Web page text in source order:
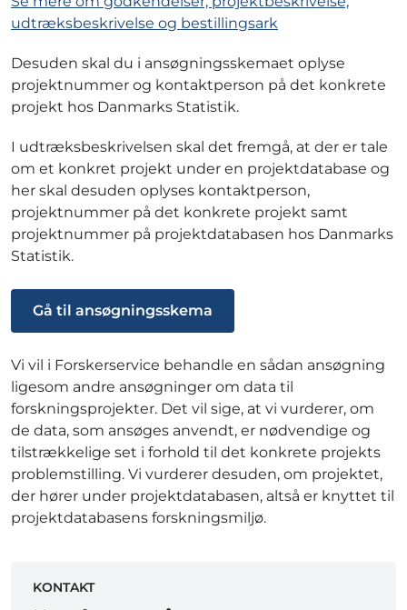
udtræksbeskrivelse og bestillingsark
Desuden skal du i ansøgningsskemaet oplyse
projektnummer og kontaktperson på det konkrete
projekt hos Danmarks Statistik.
I udtræksbeskrivelsen skal det fremgå, at der er tale
om et konkret projekt under en projektdatabase og
her skal desuden oplyses kontaktperson,
projektnummer på det konkrete projekt samt
projektnummer på projektdatabasen hos Danmarks
Statistik.
Gå til ansøgningsskema
Vi vil i Forskerservice behandle en sådan ansøgning
ligesom andre ansøgninger om data til
forskningsprojekter. Det vil sige, at vi vurderer, om
de data, som ansøges anvendt, er nødvendige og
tilstrækkelige set i forhold til det konkrete projekts
problemstilling. Vi vurderer desuden, om projektet,
der hører under projektdatabasen, altså er knyttet til
projektdatabasens forskningsmiljø.
KONTAKT